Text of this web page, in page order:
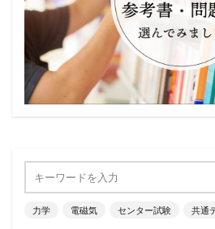
力学 電磁気 センター試験 共通